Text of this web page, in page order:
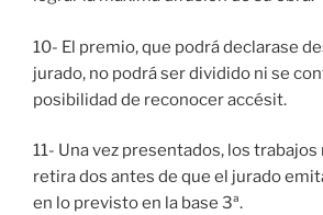
10- El premio, que podrá declarase
jurado, no podrá ser dividido ni se
posibilidad de reconocer accésit.
11- Una vez presentados, los
retira dos antes de que el jurado
en lo previsto en la base 3ª.